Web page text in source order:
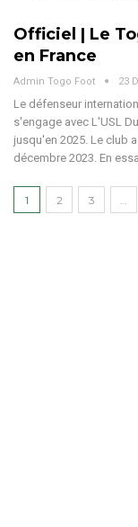
Officiel | Le
en France
Admin Togo Foot 23
Le défenseur
s'engage avec L'USL
jusqu'en 2025. Le club
décembre 2023. En
1 2 3